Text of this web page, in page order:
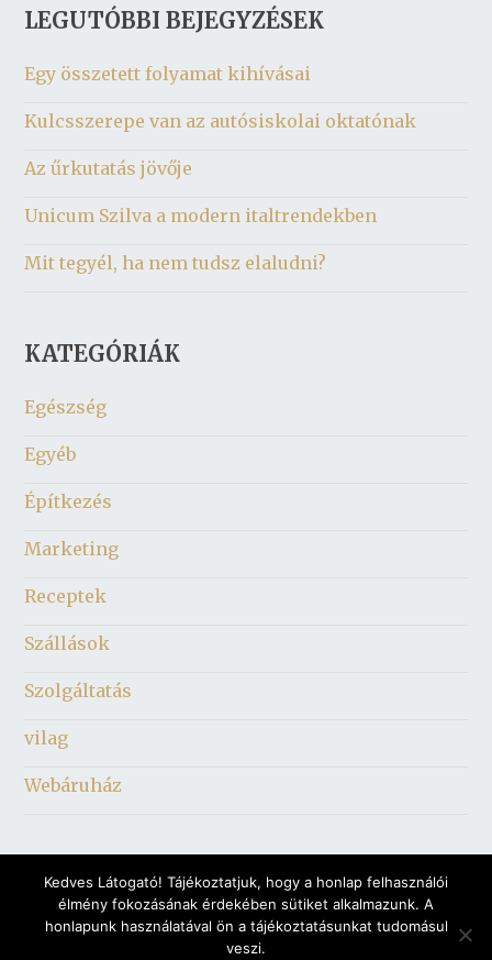
LEGUTÓBBI BEJEGYZÉSEK
Egy összetett folyamat kihívásai
Kulcsszerepe van az autósiskolai oktatónak
Az űrkutatás jövője
Unicum Szilva a modern italtrendekben
Mit tegyél, ha nem tudsz elaludni?
KATEGÓRIÁK
Egészség
Egyéb
Építkezés
Marketing
Receptek
Szállások
Szolgáltatás
vilag
Webáruház
Kedves Látogató! Tájékoztatjuk, hogy a honlap felhasználói
élmény fokozásának érdekében sütiket alkalmazunk. A
honlapunk használatával ön a tájékoztatásunkat tudomásul
veszi.